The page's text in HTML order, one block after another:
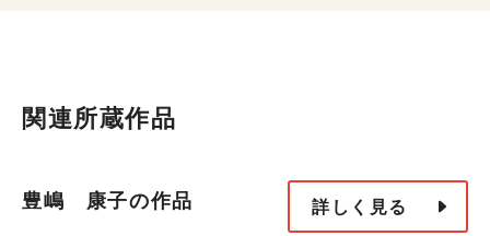
関連所蔵作品
豊嶋 康子の作品 詳しく見る